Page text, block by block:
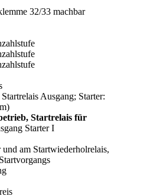
32/33 machbar
Startrelais Ausgang; Starter:
Startrelais für
Starter I
am Startwiederholrelais,